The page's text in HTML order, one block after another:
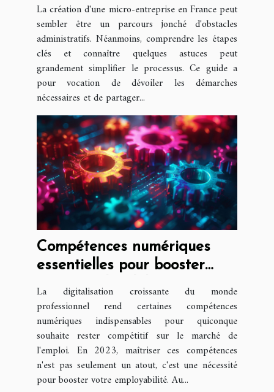
administratives
La création d'une micro-entreprise en France peut
sembler être un parcours jonché d'obstacles
administratifs. Néanmoins, comprendre les étapes
clés et connaître quelques astuces peut
grandement simplifier le processus. Ce guide a
pour vocation de dévoiler les démarches
nécessaires et de partager...
Compétences numériques
essentielles pour booster
La digitalisation croissante du monde
professionnel rend certaines compétences
numériques indispensables pour quiconque
souhaite rester compétitif sur le marché de
l'emploi. En 2023, maîtriser ces compétences
n'est pas seulement un atout, c'est une nécessité
pour booster votre employabilité. Au...